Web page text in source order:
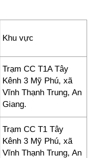
Khu vực
Trạm CC T1A Tây
Kênh 3 Mỹ Phú, xã
Vĩnh Thạnh Trung, An
Giang.
Trạm CC T1 Tây
Kênh 3 Mỹ Phú, xã
Vĩnh Thạnh Trung, An